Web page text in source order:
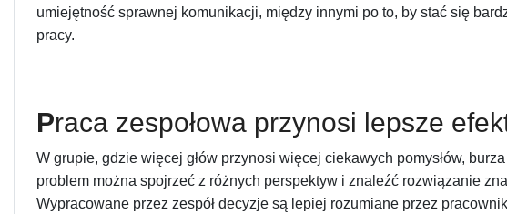
umiejętność sprawnej komunikacji, między innymi po to, by stać się
pracy.
Praca zespołowa przynosi lepsze
W grupie, gdzie więcej głów przynosi więcej ciekawych pomysłów,
problem można spojrzeć z różnych perspektyw i znaleźć rozwiązanie
Wypracowane przez zespół decyzje są lepiej rozumiane przez